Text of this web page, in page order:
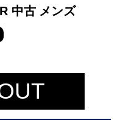
中古 メンズ